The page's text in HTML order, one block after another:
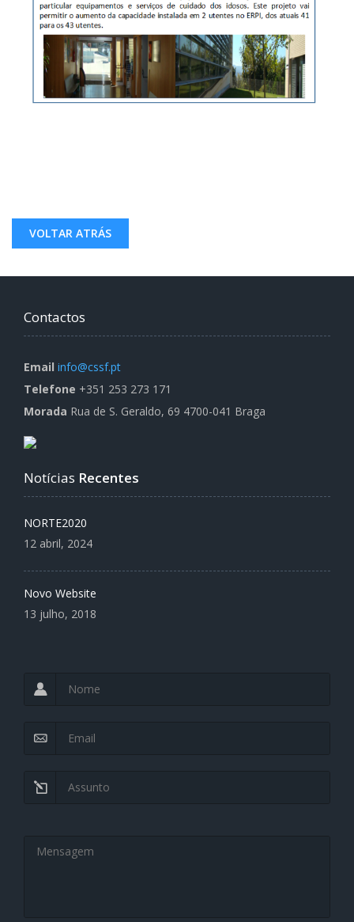
VOLTAR ATRÁS
Contactos
Email info@cssf.pt
Telefone +351 253 273 171
Morada Rua de S. Geraldo, 69 4700-041 Braga
Notícias Recentes
NORTE2020
12 abril, 2024
Novo Website
13 julho, 2018